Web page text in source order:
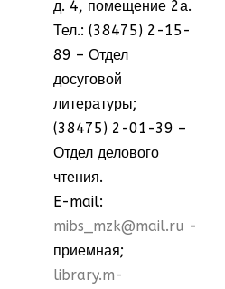
д. 4, помещение 2а.
Тел.: (38475) 2-15-
89 – Отдел
досуговой
литературы;
(38475) 2-01-39 –
Отдел делового
чтения.
E-mail:
mibs_mzk@mail.ru -
приемная;
library.m-